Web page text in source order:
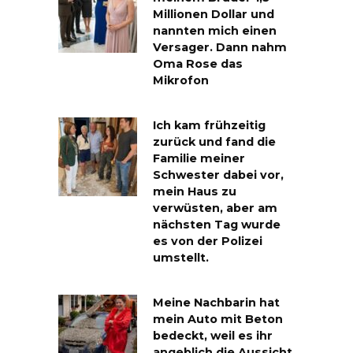
Millionen Dollar und
nannten mich einen
Versager. Dann nahm
Oma Rose das
Mikrofon
Ich kam frühzeitig
zurück und fand die
Familie meiner
Schwester dabei vor,
mein Haus zu
verwüsten, aber am
nächsten Tag wurde
es von der Polizei
umstellt.
Meine Nachbarin hat
mein Auto mit Beton
bedeckt, weil es ihr